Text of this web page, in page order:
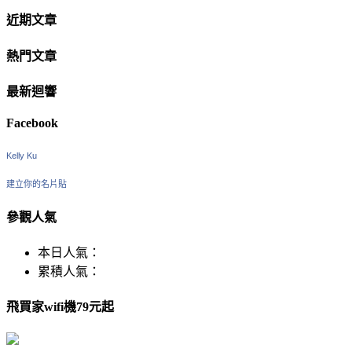
近期文章
熱門文章
最新迴響
Facebook
Kelly Ku
建立你的名片貼
參觀人氣
本日人氣：
累積人氣：
飛買家wifi機79元起